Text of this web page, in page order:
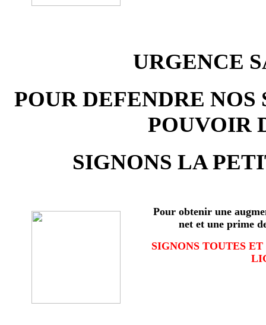
URGENCE
POUR DEFENDRE
POUVOIR
SIGNONS LA
Pour obtenir une
net et une prime
SIGNONS TOUTES